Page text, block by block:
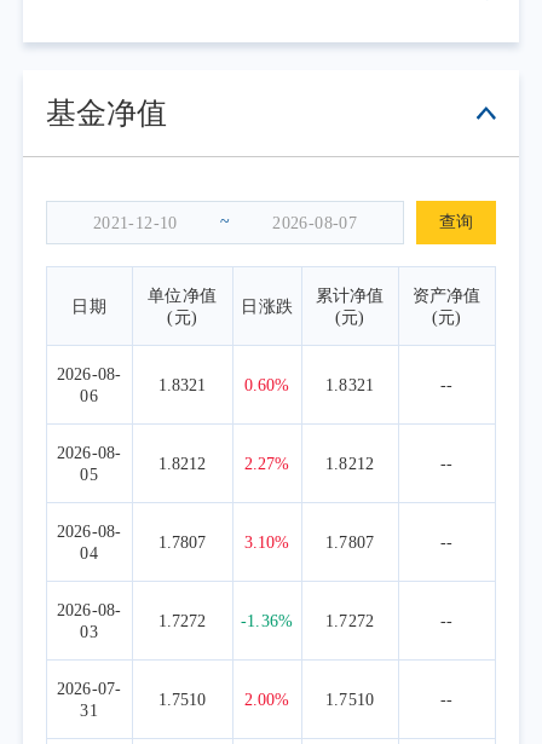
果。中、美、韩市场交易额前10%的公司基本
学术研究和实证分析均表明，拥挤交易长
著低于低拥挤股票。
基于上述判断，二季度我们维持了对A股
科技的高比例配置，易方达内部的科技主题基
金仍为组合核心仓位。但在组合管理上强化了
尾部风险防范，作为本基金二季度权益型基金
操作的核心思路——不因拥挤而轻易离场，但
为每一种可能的尾部情景做好预案。
二、AI方向：维持高配，结构性从海外算
力转向国产算力
本基金对AI产业的长期判断不变。过去三
年，AI模型的每一次重大技术突破都精准引爆
了产业链上新的硬件短缺环节：从2023年的
GPU，到2024年初的交换机芯片，到2024年底
的存储，再到2025年底的CPU。2026年，随着
CPU需求爆发叠加传统行业补库，全面通胀已
从结构性走向全局性。
基金净值
~ 查询
日期
单位净值
(元)
日涨跌
累计净值
(元)
资产净值
(元)
2026-08-
06
1.8321 0.60% 1.8321 --
2026-08-
05
1.8212 2.27% 1.8212 --
2026-08-
04
1.7807 3.10% 1.7807 --
2026-08-
03
1.7272 -1.36% 1.7272 --
2026-07-
31
1.7510 2.00% 1.7510 --